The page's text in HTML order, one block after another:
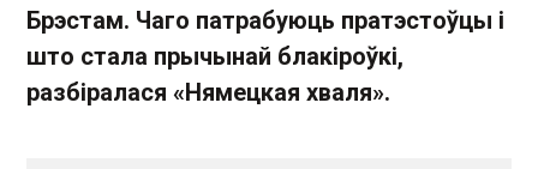
Брэстам. Чаго патрабуюць пратэстоўцы і
што стала прычынай блакіроўкі,
разбіралася «Нямецкая хваля».